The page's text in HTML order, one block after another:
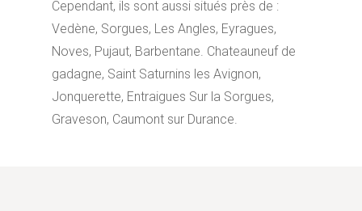
Cependant, ils sont aussi situés près de :
Vedène, Sorgues, Les Angles, Eyragues,
Noves, Pujaut, Barbentane. Chateauneuf de
gadagne, Saint Saturnins les Avignon,
Jonquerette, Entraigues Sur la Sorgues,
Graveson, Caumont sur Durance.